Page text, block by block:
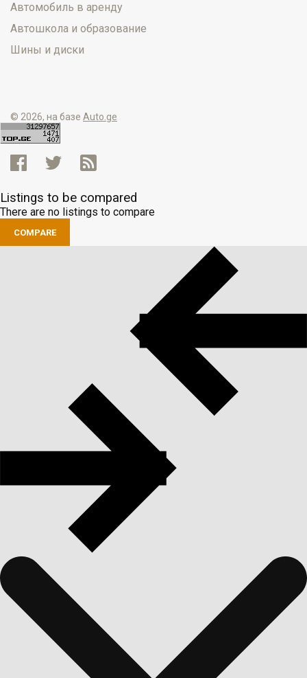
Автомобиль в аренду
Автошкола и образование
Шины и диски
© 2026, на базе Auto.ge
Listings to be compared
There are no listings to compare
COMPARE